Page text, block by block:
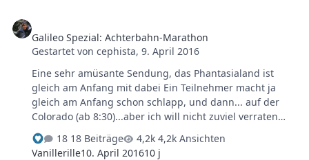
Galileo Spezial: Achterbahn-Marathon
Gestartet voncephista,9. April 2016
Eine sehr amüsante Sendung, das Phantasialand ist
gleich am Anfang mit dabei Ein Teilnehmer macht ja
gleich am Anfang schon schlapp, und dann... auf der
Colorado (ab 8:30)...aber ich will nicht zuviel verraten
http://www.prosieben.de/tv/galileo/videos/2015229-
galileo-spezial-achterbahn-marathon-ganze-folge
18 Beiträge
4,2k Ansichten
Vanillerille10. April 201610 j